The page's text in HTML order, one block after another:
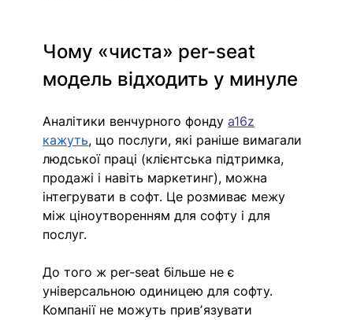
Чому «чиста» per-seat
модель відходить у минуле
Аналітики венчурного фонду a16z
кажуть, що послуги, які раніше вимагали
людської праці (клієнтська підтримка,
продажі і навіть маркетинг), можна
інтегрувати в софт. Це розмиває межу
між ціноутворенням для софту і для
послуг.
До того ж per-seat більше не є
універсальною одиницею для софту.
Компанії не можуть привʼязувати